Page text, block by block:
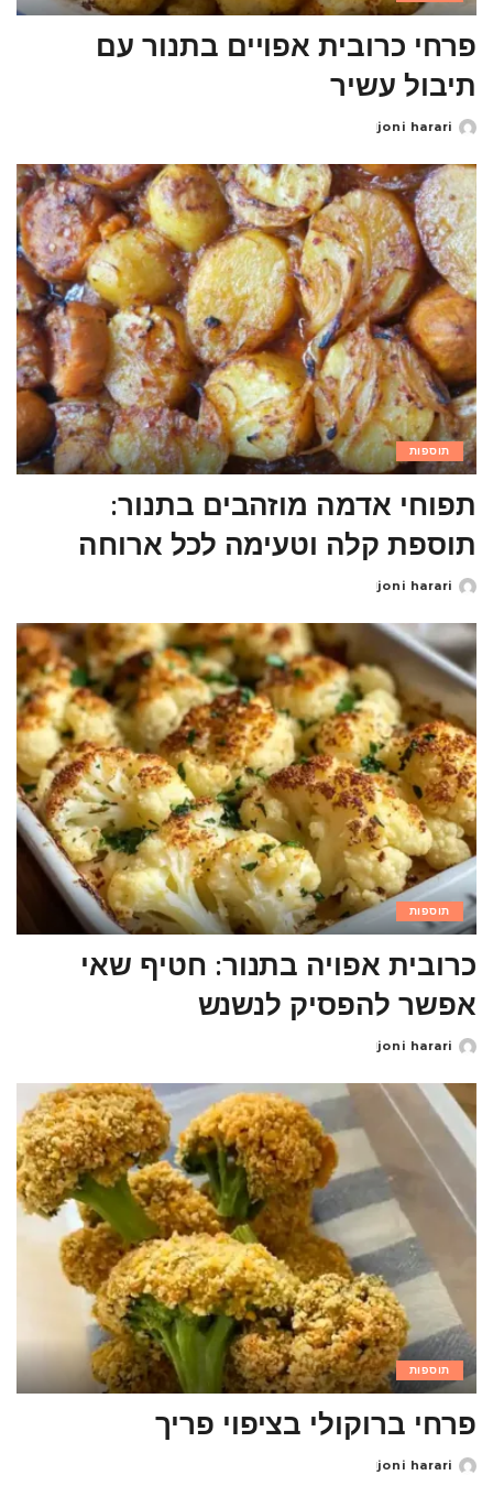
פרחי כרובית אפויים בתנור עם
תיבול עשיר
Posted
joni harari
תוספות
תפוחי אדמה מוזהבים בתנור:
תוספת קלה וטעימה לכל ארוחה
Posted
joni harari
תוספות
כרובית אפויה בתנור: חטיף שאי
אפשר להפסיק לנשנש
Posted
joni harari
תוספות
פרחי ברוקולי בציפוי פריך
Posted
joni harari